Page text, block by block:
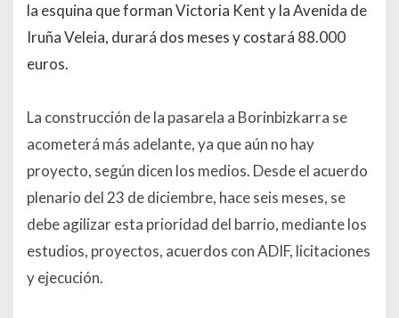
la esquina que forman Victoria Kent y la Avenida de
Iruña Veleia, durará dos meses y costará 88.000
euros.
La construcción de la pasarela a Borinbizkarra se
acometerá más adelante, ya que aún no hay
proyecto, según dicen los medios. Desde el acuerdo
plenario del 23 de diciembre, hace seis meses, se
debe agilizar esta prioridad del barrio, mediante los
estudios, proyectos, acuerdos con ADIF, licitaciones
y ejecución.